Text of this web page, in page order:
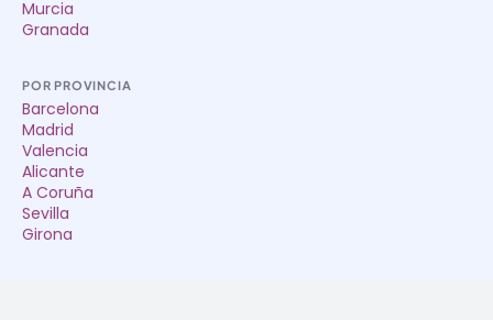
Murcia
Granada
POR PROVINCIA
Barcelona
Madrid
Valencia
Alicante
A Coruña
Sevilla
Girona